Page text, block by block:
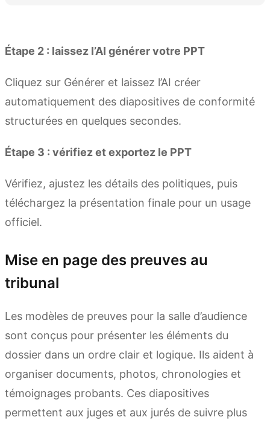
Étape 2 : laissez l’AI générer votre PPT
Cliquez sur Générer et laissez l’AI créer
automatiquement des diapositives de conformité
structurées en quelques secondes.
Étape 3 : vérifiez et exportez le PPT
Vérifiez, ajustez les détails des politiques, puis
téléchargez la présentation finale pour un usage
officiel.
Mise en page des preuves au
tribunal
Les modèles de preuves pour la salle d’audience
sont conçus pour présenter les éléments du
dossier dans un ordre clair et logique. Ils aident à
organiser documents, photos, chronologies et
témoignages probants. Ces diapositives
permettent aux juges et aux jurés de suivre plus